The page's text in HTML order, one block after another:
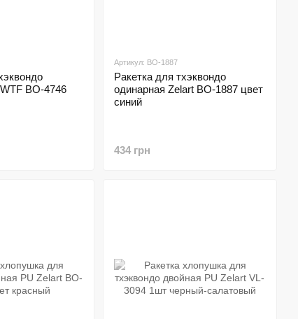
BO-4746
Артикул: BO-1887
Ракетка для тхэквондо
одинарная Zelart BO-1887 цвет
синий
434 грн